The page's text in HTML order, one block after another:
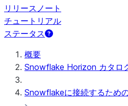
リリースノート
チュートリアル
ステータス
概要
Snowflake Horizon カタロ
Snowflakeに接続するため